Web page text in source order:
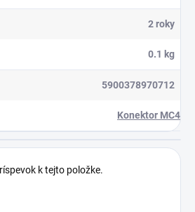
2 roky
0.1 kg
5900378970712
Konektor MC4
k tejto položke.